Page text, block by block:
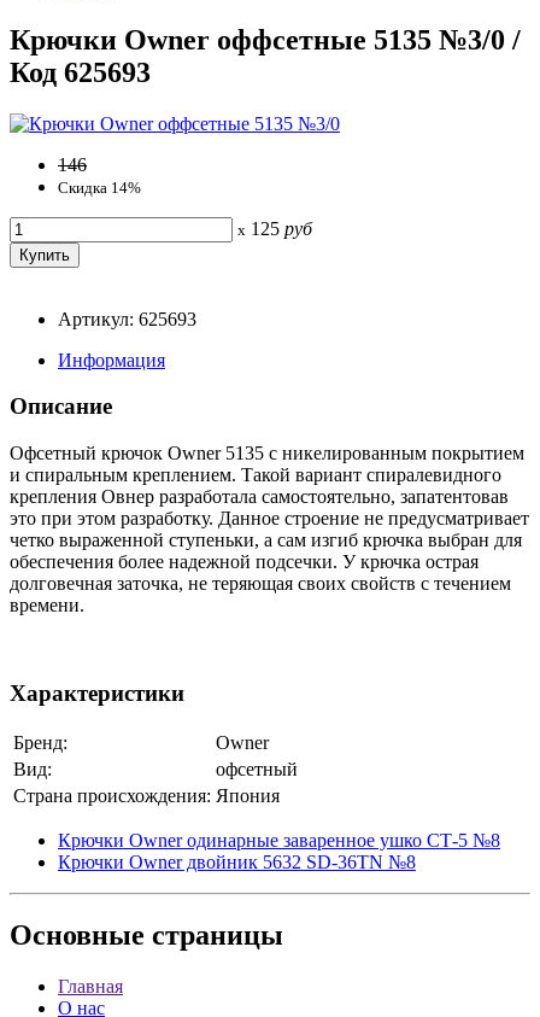
Крючки Owner оффсетные 5135 №3/0 /
Код 625693
146
Скидка 14%
x 125 руб
Артикул: 625693
Информация
Описание
Офсетный крючок Owner 5135 с никелированным покрытием
и спиральным креплением. Такой вариант спиралевидного
крепления Овнер разработала самостоятельно, запатентовав
это при этом разработку. Данное строение не предусматривает
четко выраженной ступеньки, а сам изгиб крючка выбран для
обеспечения более надежной подсечки. У крючка острая
долговечная заточка, не теряющая своих свойств с течением
времени.
Характеристики
Бренд:
Owner
Вид:
офсетный
Страна происхождения: Япония
Крючки Owner одинарные заваренное ушко СТ-5 №8
Крючки Owner двойник 5632 SD-36TN №8
Основные страницы
Главная
О нас